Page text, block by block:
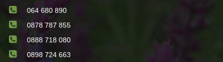
064 680 890
0878 787 855
0888 718 080
0898 724 663